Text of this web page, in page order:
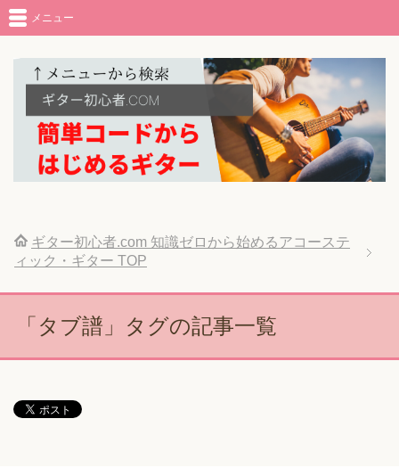
メニュー
ギター初心者.com 知識ゼロから始めるアコーステ
ィック・ギター TOP
「タブ譜」タグの記事一覧